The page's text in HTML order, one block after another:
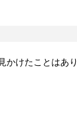
かけたことはあり